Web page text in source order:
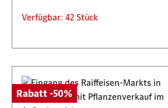
Verfügbar: 42 Stück
Rabatt -50%